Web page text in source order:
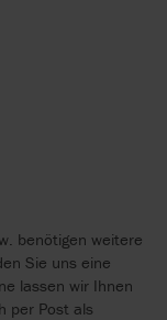
benötigen weitere
Sie uns eine
lassen wir Ihnen
per Post als